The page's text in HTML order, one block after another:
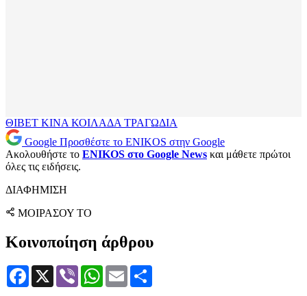
ΘΙΒΕΤ ΚΙΝΑ ΚΟΙΛΑΔΑ ΤΡΑΓΩΔΙΑ
Google Προσθέστε το ENIKOS στην Google
Ακολουθήστε το ENIKOS στο Google News και μάθετε πρώτοι
όλες τις ειδήσεις.
ΔΙΑΦΗΜΙΣΗ
ΜΟΙΡΑΣΟΥ ΤΟ
Κοινοποίηση άρθρου
Facebook
X Viber WhatsApp
Email